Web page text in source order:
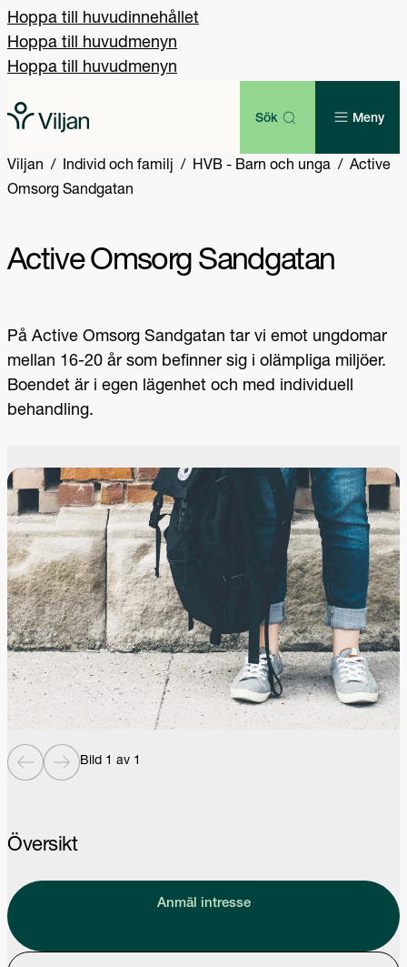
Hoppa till huvudinnehållet
Hoppa till huvudmenyn
Hoppa till huvudmenyn
Sök Meny
Viljan Individ och familj HVB - Barn och unga
Active
Omsorg Sandgatan
Active Omsorg Sandgatan
På Active Omsorg Sandgatan tar vi emot ungdomar
mellan 16-20 år som befinner sig i olämpliga miljöer.
Boendet är i egen lägenhet och med individuell
behandling.
Bild 1 av 1
Översikt
Anmäl intresse